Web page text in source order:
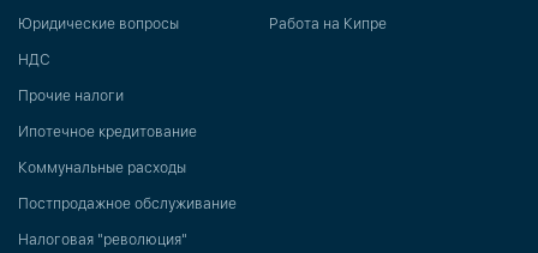
Юридические вопросы
НДС
Прочие налоги
Ипотечное кредитование
Коммунальные расходы
Постпродажное обслуживание
Налоговая "революция"
Работа на Кипре